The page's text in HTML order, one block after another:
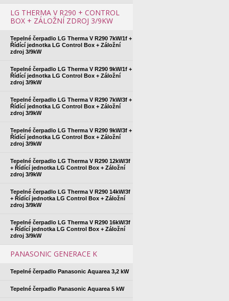
LG THERMA V R290 + CONTROL
BOX + ZÁLOŽNÍ ZDROJ 3/9KW
Tepelné čerpadlo LG Therma V R290 7kW/1f +
Řídící jednotka LG Control Box + Záložní
zdroj 3/9kW
Tepelné čerpadlo LG Therma V R290 9kW/1f +
Řídící jednotka LG Control Box + Záložní
zdroj 3/9kW
Tepelné čerpadlo LG Therma V R290 7kW/3f +
Řídící jednotka LG Control Box + Záložní
zdroj 3/9kW
Tepelné čerpadlo LG Therma V R290 9kW/3f +
Řídící jednotka LG Control Box + Záložní
zdroj 3/9kW
Tepelné čerpadlo LG Therma V R290 12kW/3f
+ Řídící jednotka LG Control Box + Záložní
zdroj 3/9kW
Tepelné čerpadlo LG Therma V R290 14kW/3f
+ Řídící jednotka LG Control Box + Záložní
zdroj 3/9kW
Tepelné čerpadlo LG Therma V R290 16kW/3f
+ Řídící jednotka LG Control Box + Záložní
zdroj 3/9kW
PANASONIC GENERACE K
Tepelné čerpadlo Panasonic Aquarea 3,2 kW
Tepelné čerpadlo Panasonic Aquarea 5 kW